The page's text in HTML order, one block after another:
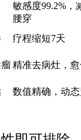
敏感度99.2%，
腰穿
疗程缩短7天
精准去病灶，
数值精确，动